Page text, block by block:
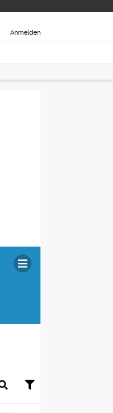
Anmelden